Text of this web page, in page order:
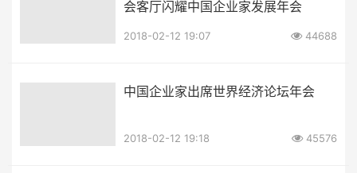
会客厅闪耀中国企业家发展年会
2018-02-12 19:07 44688
中国企业家出席世界经济论坛年会
2018-02-12 19:18 45576